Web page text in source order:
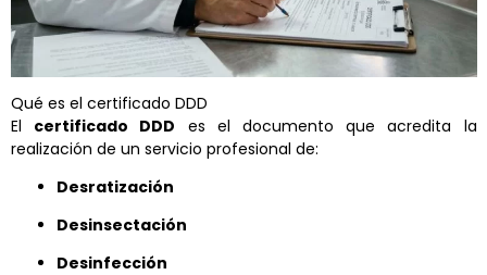
Qué es el certificado DDD
El certificado DDD es el documento que acredita la
realización de un servicio profesional de:
Desratización
Desinsectación
Desinfección